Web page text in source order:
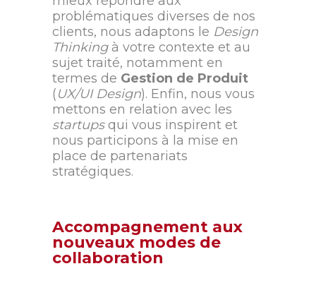
problématiques diverses de nos
clients, nous adaptons le Design
Thinkingà votre contexte et au
sujet traité, notamment en
termes de Gestion de Produit
(UX/UI Design). Enfin, nous vous
mettons en relation avec les
startupsqui vous inspirent et
nous participons à la mise en
place de partenariats
stratégiques.
Accompagnement aux
nouveaux modes de
collaboration